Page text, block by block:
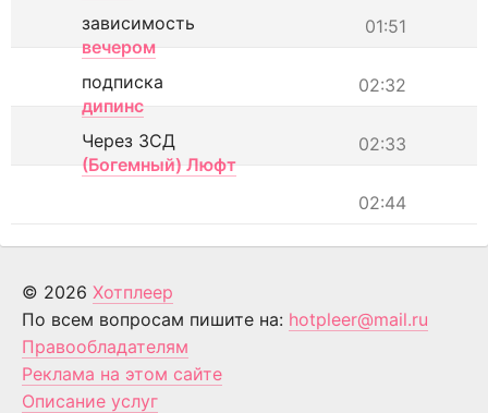
01:51
зависимость
вечером
02:32
подписка
дипинс
02:33
Через ЗСД
(Богемный) Люфт
02:44
© 2026 Хотплеер
По всем вопросам пишите на: hotpleer@mail.ru
Правообладателям
Реклама на этом сайте
Описание услуг